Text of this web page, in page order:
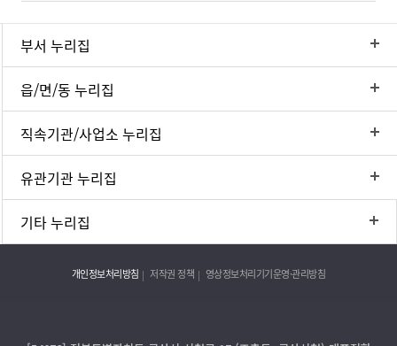
부서 누리집
읍/면/동 누리집
직속기관/사업소 누리집
유관기관 누리집
기타 누리집
개인정보처리방침 저작권 정책 영상정보처리기기운영·관리방침